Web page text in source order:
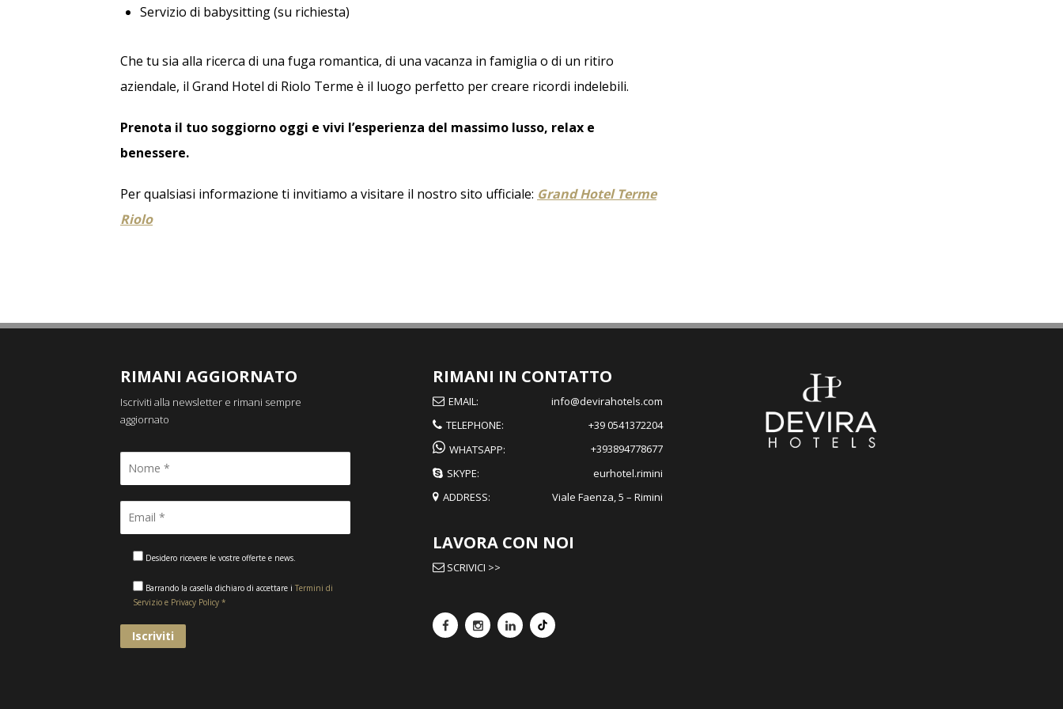
Servizio di babysitting (su richiesta)
Che tu sia alla ricerca di una fuga romantica, di una vacanza in famiglia o di un ritiro
aziendale, il Grand Hotel di Riolo Terme è il luogo perfetto per creare ricordi indelebili.
Prenota il tuo soggiorno oggi e vivi l’esperienza del massimo lusso, relax e
benessere.
Per qualsiasi informazione ti invitiamo a visitare il nostro sito ufficiale: Grand Hotel Terme
Riolo
RIMANI AGGIORNATO
Iscriviti alla newsletter e rimani sempre
aggiornato
Desidero ricevere le vostre offerte e news.
Barrando la casella dichiaro di accettare i Termini di
Servizio e Privacy Policy *
RIMANI IN CONTATTO
EMAIL:
info@devirahotels.com
TELEPHONE:
+39 0541372204
WHATSAPP:
+393894778677
SKYPE:
eurhotel.rimini
ADDRESS:
Viale Faenza, 5 – Rimini
LAVORA CON NOI
SCRIVICI >>